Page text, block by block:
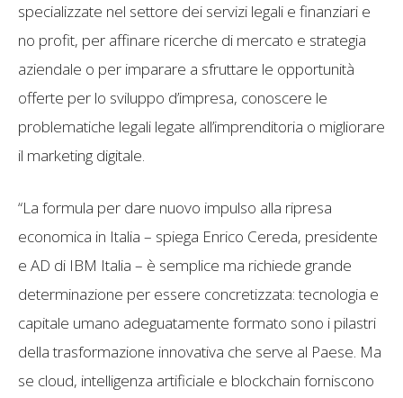
specializzate nel settore dei servizi legali e finanziari e
no profit, per affinare ricerche di mercato e strategia
aziendale o per imparare a sfruttare le opportunità
offerte per lo sviluppo d’impresa, conoscere le
problematiche legali legate all’imprenditoria o migliorare
il marketing digitale.
“La formula per dare nuovo impulso alla ripresa
economica in Italia – spiega Enrico Cereda, presidente
e AD di IBM Italia – è semplice ma richiede grande
determinazione per essere concretizzata: tecnologia e
capitale umano adeguatamente formato sono i pilastri
della trasformazione innovativa che serve al Paese. Ma
se cloud, intelligenza artificiale e blockchain forniscono